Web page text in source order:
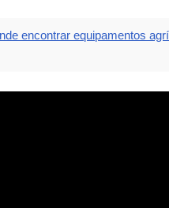
encontrar equipamentos